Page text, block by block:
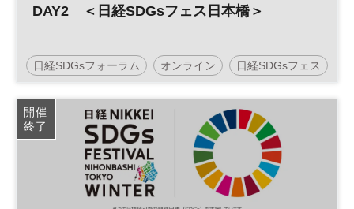
DAY2 ＜日経SDGsフェス日本橋＞
日経SDGsフォーラム オンライン 日経SDGsフェス
SDGs
開催
終了